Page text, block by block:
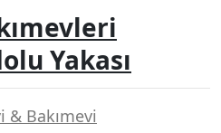
Yakası
& Bakımevi